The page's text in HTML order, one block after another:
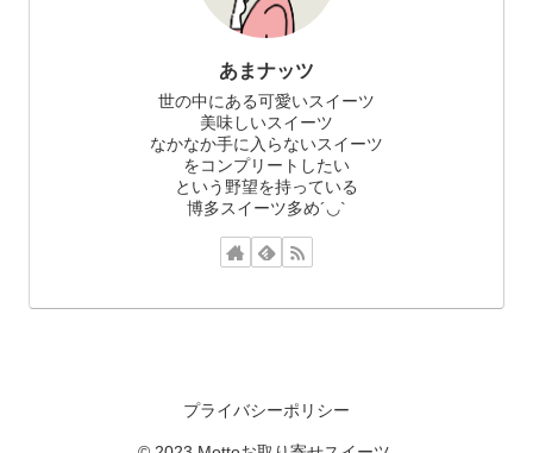
あまナッツ
世の中にある可愛いスイーツ
美味しいスイーツ
なかなか手に入らないスイーツ
をコンプリートしたい
という野望を持っている
博多スイーツ多め´◡`
プライバシーポリシー